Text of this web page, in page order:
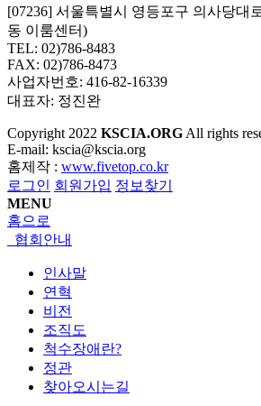
[07236] 서울특별시 영등포구 의사당대
동 이룸센터)
TEL: 02)786-8483
FAX: 02)786-8473
사업자번호: 416-82-16339
대표자: 정진완
Copyright 2022 KSCIA.ORG All rights
E-mail: kscia@kscia.org
홈제작 : www.fivetop.co.kr
로그인 회원가입 정보찾기
MENU
홈으로
협회안내
인사말
연혁
비전
조직도
척수장애란?
정관
찾아오시는길